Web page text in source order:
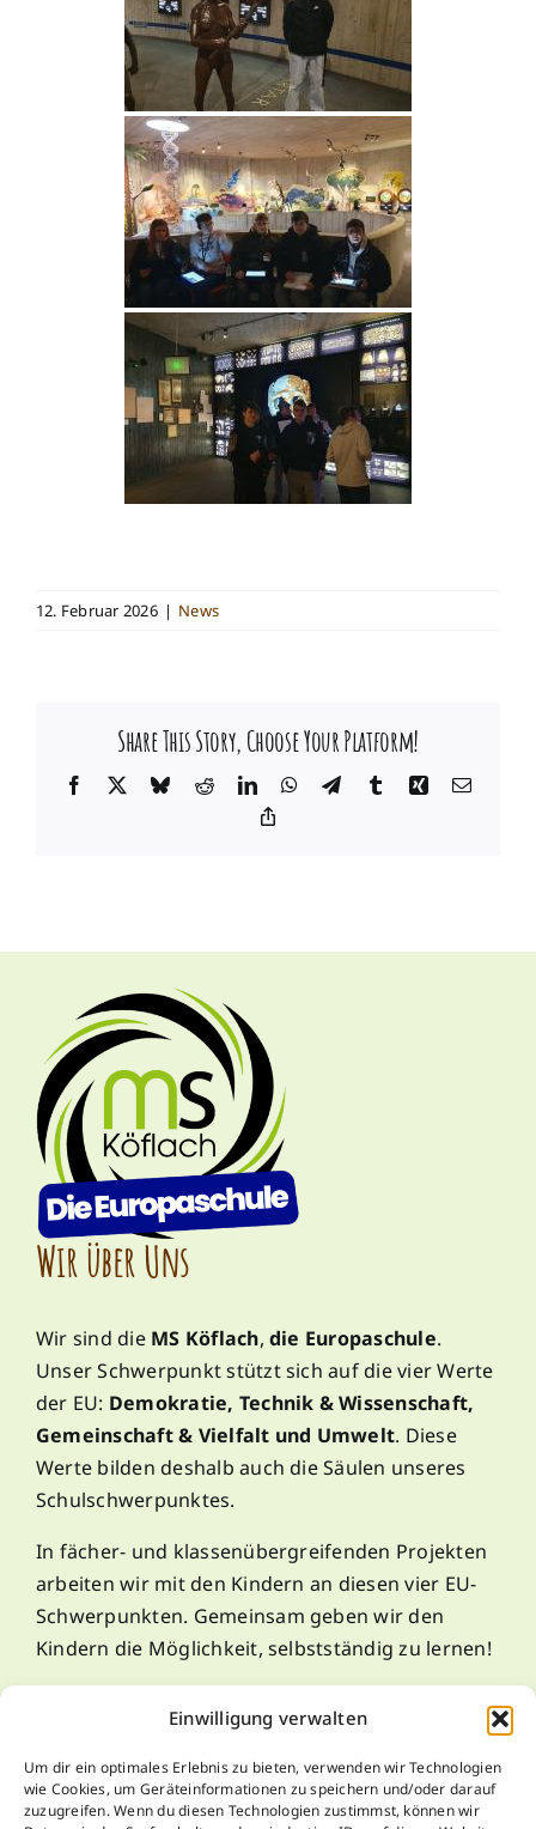
Einwilligung verwalten
Um dir ein optimales Erlebnis zu bieten, verwenden wir Technologien
wie Cookies, um Geräteinformationen zu speichern und/oder darauf
zuzugreifen. Wenn du diesen Technologien zustimmst, können wir
12. Februar 2026 | News
Share This Story, Choose Your Platform!
Facebook BlueskyRedditLinkedInWhatsApp
TelegramTumblrXing Email
Wir über Uns
Wir sind die MS Köflach, die Europaschule.
Unser Schwerpunkt stützt sich auf die vier Werte
der EU: Demokratie, Technik & Wissenschaft,
Gemeinschaft & Vielfalt und Umwelt. Diese
Werte bilden deshalb auch die Säulen unseres
Schulschwerpunktes.
In fächer- und klassenübergreifenden Projekten
arbeiten wir mit den Kindern an diesen vier EU-
Schwerpunkten. Gemeinsam geben wir den
Kindern die Möglichkeit, selbstständig zu lernen!
Kontakt